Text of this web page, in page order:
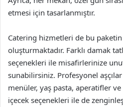
etmesi için tasarlanmıştır.
Catering hizmetleri de bu paketin
oluşturmaktadır. Farklı damak
seçenekleri ile misafirlerinize
sunabilirsiniz. Profesyonel
menüler, yaş pasta, aperatifler ve
içecek seçenekleri ile de